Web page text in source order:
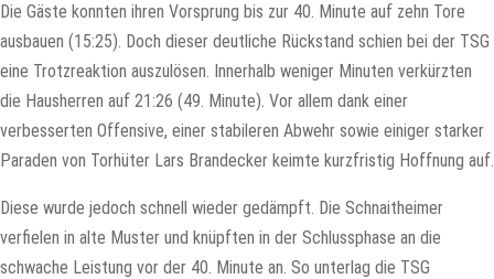
Die Gäste konnten ihren Vorsprung bis zur 40. Minute auf zehn Tore
ausbauen (15:25). Doch dieser deutliche Rückstand schien bei der TSG
eine Trotzreaktion auszulösen. Innerhalb weniger Minuten verkürzten
die Hausherren auf 21:26 (49. Minute). Vor allem dank einer
verbesserten Offensive, einer stabileren Abwehr sowie einiger starker
Paraden von Torhüter Lars Brandecker keimte kurzfristig Hoffnung auf.
Diese wurde jedoch schnell wieder gedämpft. Die Schnaitheimer
verfielen in alte Muster und knüpften in der Schlussphase an die
schwache Leistung vor der 40. Minute an. So unterlag die TSG